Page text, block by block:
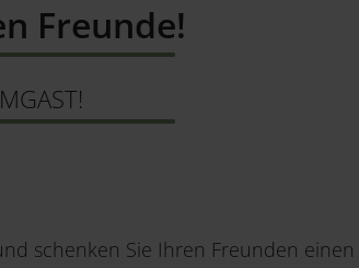
Freunde!
schenken Sie Ihren Freunden einen